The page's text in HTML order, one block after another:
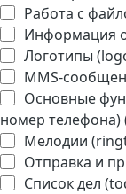
Работа с
Информация
Логотипы
MMS-
Основные
номер
Мелодии
Отправка и
Список дел